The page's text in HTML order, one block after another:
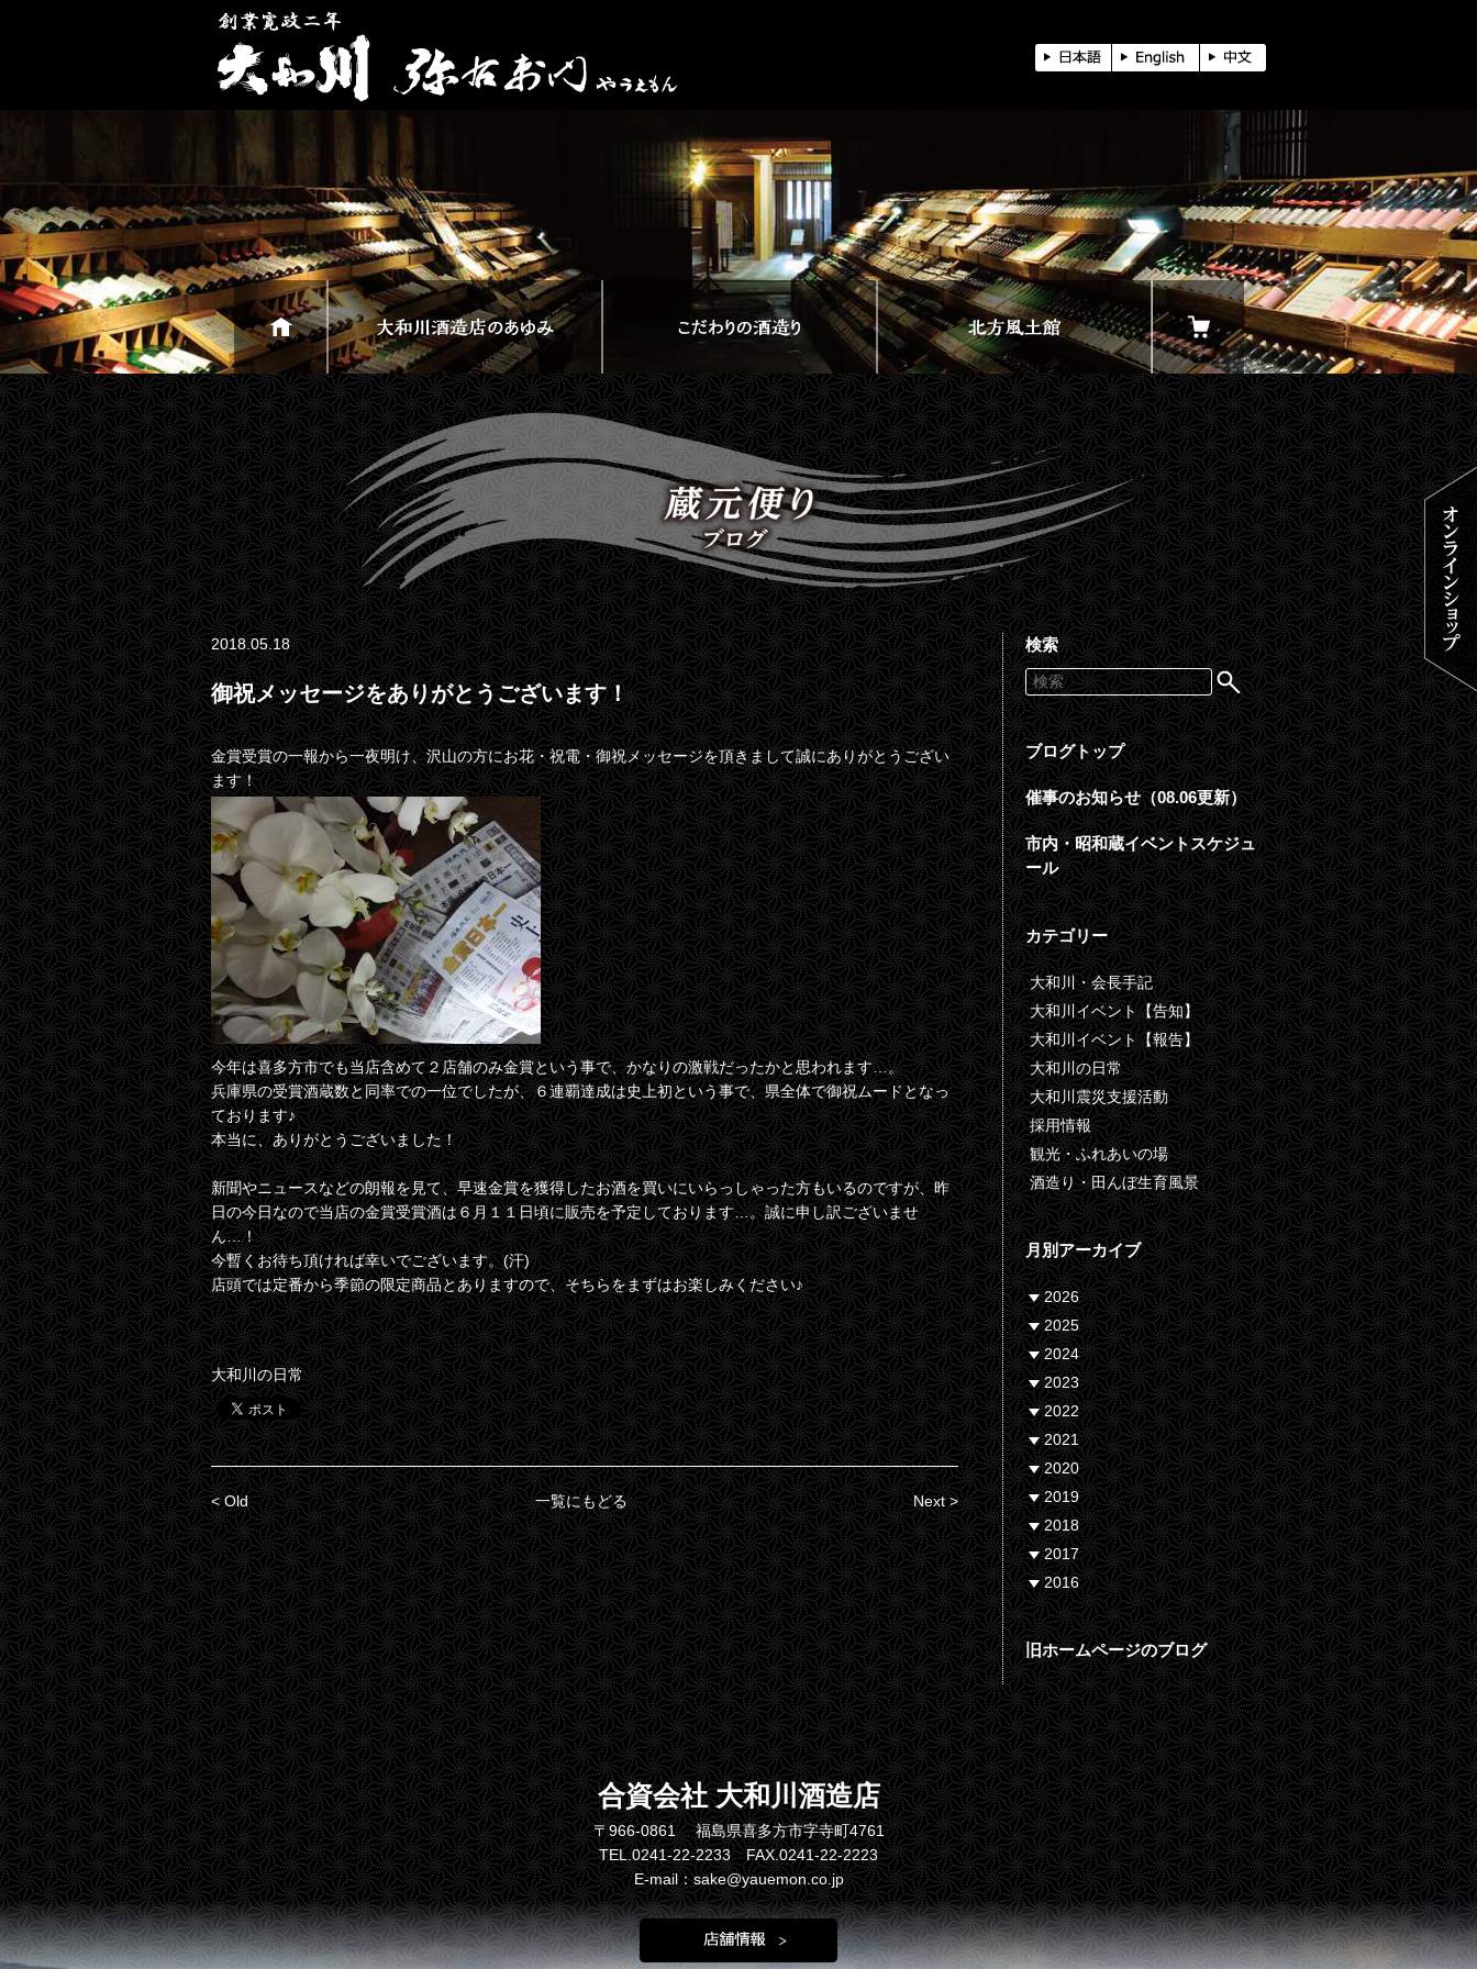
2018.05.18
御祝メッセージをありがとうございます！
金賞受賞の一報から一夜明け、沢山の方にお花・祝電・御祝メッセージを頂きまして誠にありがとうござい
ます！
今年は喜多方市でも当店含めて２店舗のみ金賞という事で、かなりの激戦だったかと思われます…。
兵庫県の受賞酒蔵数と同率での一位でしたが、６連覇達成は史上初という事で、県全体で御祝ムードとなっ
ております♪
本当に、ありがとうございました！
新聞やニュースなどの朗報を見て、早速金賞を獲得したお酒を買いにいらっしゃった方もいるのですが、昨
日の今日なので当店の金賞受賞酒は６月１１日頃に販売を予定しております…。誠に申し訳ございませ
ん…！
今暫くお待ち頂ければ幸いでございます。(汗)
店頭では定番から季節の限定商品とありますので、そちらをまずはお楽しみください♪
大和川の日常
< Old 一覧にもどる Next >
検索
ブログトップ
催事のお知らせ（08.06更新）
市内・昭和蔵イベントスケジュ
ール
カテゴリー
大和川・会長手記
大和川イベント【告知】
大和川イベント【報告】
大和川の日常
大和川震災支援活動
採用情報
観光・ふれあいの場
酒造り・田んぼ生育風景
月別アーカイブ
2026
2025
2024
2023
2022
2021
2020
2019
2018
2017
2016
旧ホームページのブログ
合資会社 大和川酒造店
〒966-0861 福島県喜多方市字寺町4761
TEL.0241-22-2233 FAX.0241-22-2223
E-mail：sake@yauemon.co.jp